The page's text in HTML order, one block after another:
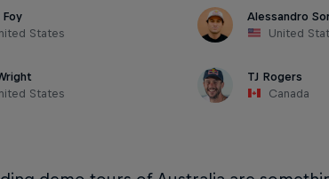
Foy
States
Alessandro
United
States
TJ Rogers
Canada